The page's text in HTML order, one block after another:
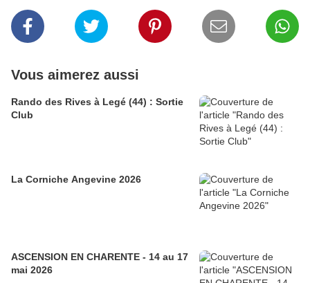
Vous aimerez aussi
Rando des Rives à Legé (44) : Sortie
Club
La Corniche Angevine 2026
ASCENSION EN CHARENTE - 14 au 17
mai 2026